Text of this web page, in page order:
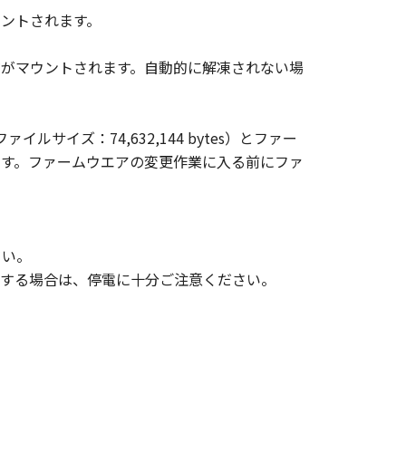
に、並びに「許諾ソフトウェ
はありません。
ア」の全部または一部を、直接
会社、キヤノンの関連会社、それ
、商品性および特定の目的への
黙示たるとを問わず一切しない
びにキヤノンのライセンサーは、
派生的または付随的な損害を含む
任を負わないものとします。
ならびにキヤノンのライセンサー
にキヤノンのライセンサーは、
トされます。
マウントされます。自動的に解凍されない場
ァイルサイズ：74,632,144 bytes）とファー
。ファームウエアの変更作業に入る前にファ
。
る場合は、停電に十分ご注意ください。